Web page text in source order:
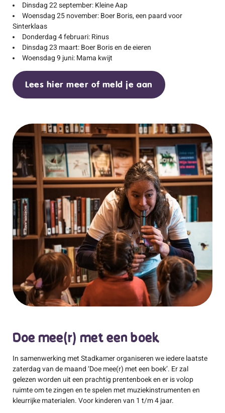
Dinsdag 22 september: Kleine Aap
Woensdag 25 november: Boer Boris, een paard voor
Sinterklaas
Donderdag 4 februari: Rinus
Dinsdag 23 maart: Boer Boris en de eieren
Woensdag 9 juni: Mama kwijt
Lees hier meer of meld je aan
Doe mee(r) met een boek
In samenwerking met Stadkamer organiseren we iedere laatste
zaterdag van de maand ‘Doe mee(r) met een boek’. Er zal
gelezen worden uit een prachtig prentenboek en er is volop
ruimte om te zingen en te spelen met muziekinstrumenten en
kleurrijke materialen. Voor kinderen van 1 t/m 4 jaar.